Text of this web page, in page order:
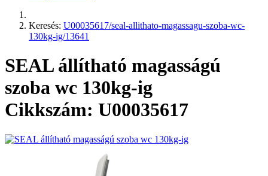
Keresés: U00035617/seal-allithato-magassagu-szoba-wc-
130kg-ig/13641
SEAL állítható magasságú
szoba wc 130kg-ig
Cikkszám: U00035617